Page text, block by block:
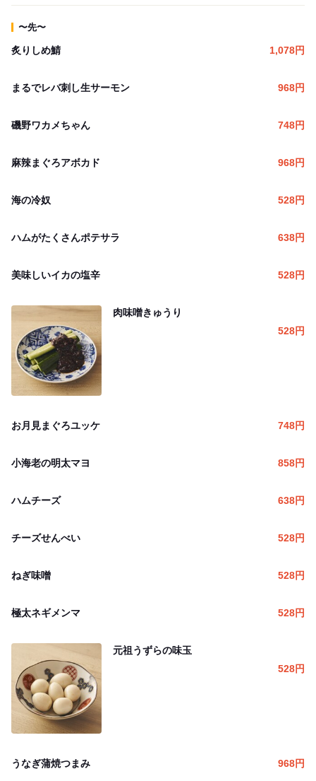
〜先〜
炙りしめ鯖 1,078円
まるでレバ刺し生サーモン 968円
磯野ワカメちゃん 748円
麻辣まぐろアボカド 968円
海の冷奴 528円
ハムがたくさんポテサラ 638円
美味しいイカの塩辛 528円
肉味噌きゅうり
528円
お月見まぐろユッケ 748円
小海老の明太マヨ 858円
ハムチーズ 638円
チーズせんべい 528円
ねぎ味噌 528円
極太ネギメンマ 528円
元祖うずらの味玉
528円
うなぎ蒲焼つまみ 968円